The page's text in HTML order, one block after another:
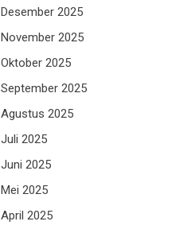
Desember 2025
November 2025
Oktober 2025
September 2025
Agustus 2025
Juli 2025
Juni 2025
Mei 2025
April 2025